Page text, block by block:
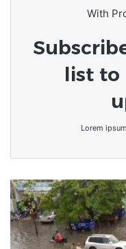
With
list to
Lorem
Bénin/Saison
pluvieuse
:
Cotonou
et